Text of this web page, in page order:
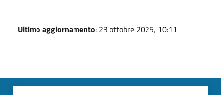
Ultimo aggiornamento: 23 ottobre 2025, 10:11